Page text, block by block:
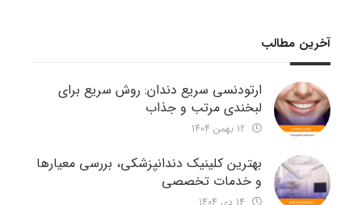
آخرین مطالب
ارتودنسی سریع دندان: روش سریع برای
لبخندی مرتب و جذاب
بهترین کلینیک دندانپزشکی، بررسی معیارها
و خدمات تخصصی